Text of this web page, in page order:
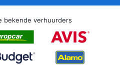
bekende verhuurders